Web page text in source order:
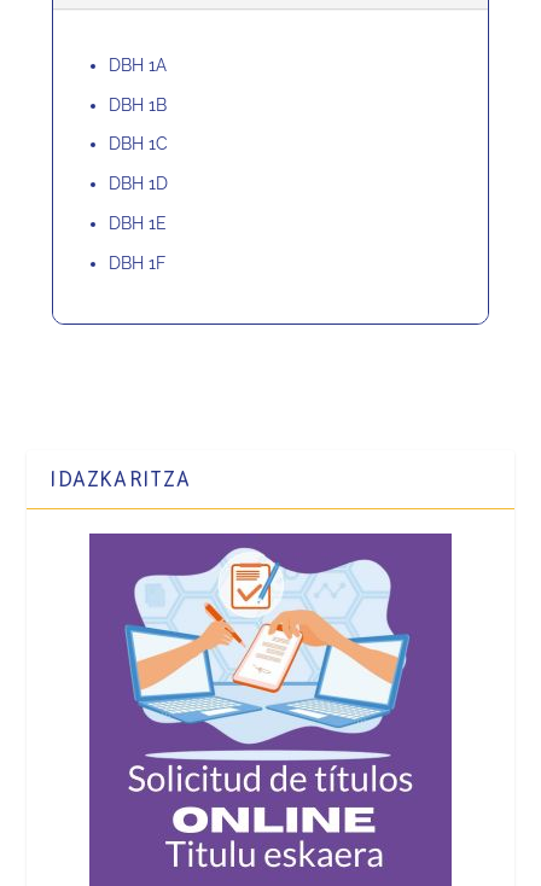
DBH 1A
DBH 1B
DBH 1C
DBH 1D
DBH 1E
DBH 1F
IDAZKARITZA